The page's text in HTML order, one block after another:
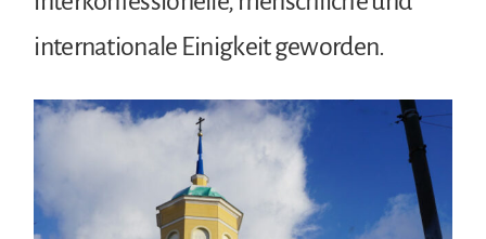
internationale Einigkeit geworden.